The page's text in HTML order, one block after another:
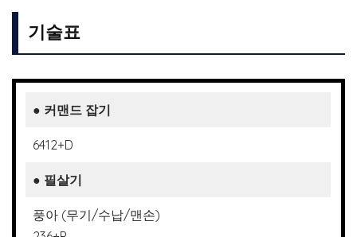
기술표
● 커맨드 잡기
6412+D
● 필살기
풍아 (무기/수납/맨손)